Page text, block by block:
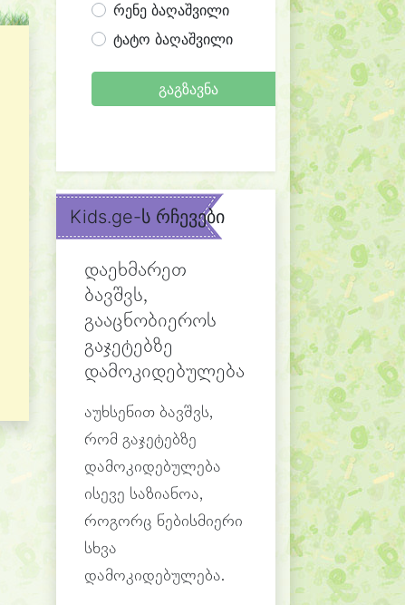
რენე ბაღაშვილი
ტატო ბაღაშვილი
გაგზავნა
Kids.ge-ს რჩევები
დაეხმარეთ
ბავშვს,
გააცნობიეროს
გაჯეტებზე
დამოკიდებულება
აუხსენით ბავშვს,
რომ გაჯეტებზე
დამოკიდებულება
ისევე საზიანოა,
როგორც ნებისმიერი
სხვა
დამოკიდებულება.